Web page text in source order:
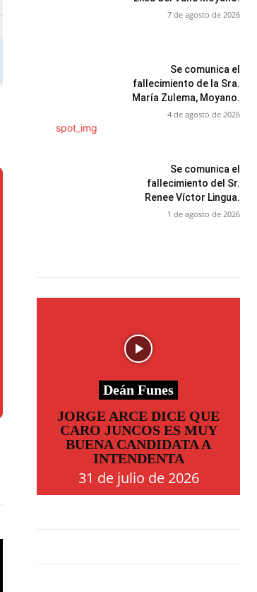
7 de agosto de 2026
Se comunica el
fallecimiento de la Sra.
María Zulema, Moyano.
4 de agosto de 2026
Se comunica el
fallecimiento del Sr.
Renee Víctor Lingua.
1 de agosto de 2026
Deán Funes
JORGE ARCE DICE QUE
CARO JUNCOS ES MUY
BUENA CANDIDATA A
INTENDENTA
31 de julio de 2026